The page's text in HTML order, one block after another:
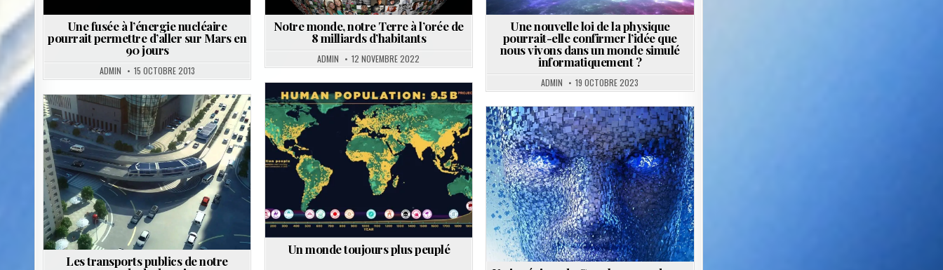
Une fusée à l’énergie nucléaire
pourrait permettre d’aller sur Mars en
90 jours
ADMIN 15 OCTOBRE 2013
Notre monde, notre Terre à l’orée de
8 milliards d’habitants
ADMIN 12 NOVEMBRE 2022
Une nouvelle loi de la physique
pourrait-elle confirmer l’idée que
nous vivons dans un monde simulé
informatiquement ?
ADMIN 19 OCTOBRE 2023
Posted
Un monde toujours plus peuplé
Posted
in
Les transports publics de notre
Posted
in